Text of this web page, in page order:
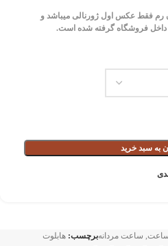
رم فقط عکس اول ژورنالی میباشد و
داخل فروشگاه گرفته شده است.
به سبد خرید
ساعت مردانهبرچسب: هابلوت